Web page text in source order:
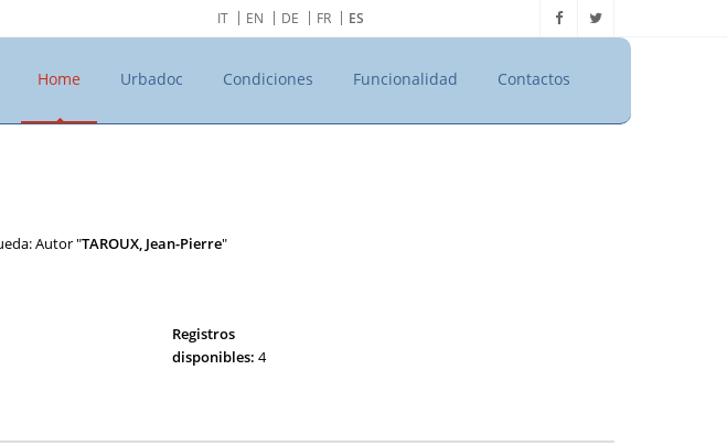
IT EN DE FR ES
Home Urbadoc Condiciones Funcionalidad Contactos
Autor "TAROUX, Jean-Pierre"
Registros
disponibles: 4